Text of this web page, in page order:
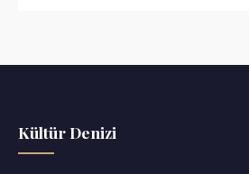
Kültür Denizi